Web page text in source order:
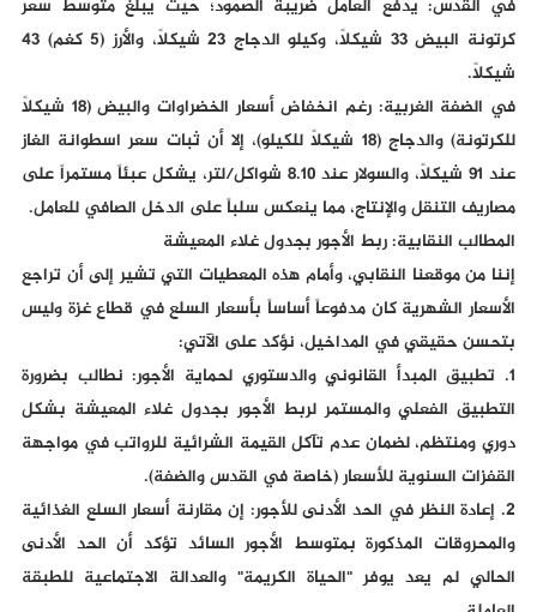
في القدس: يدفع العامل ضريبة الصمود؛ حيث يبلغ متوسط سعر
كرتونة البيض 33 شيكلاً، وكيلو الدجاج 23 شيكلاً، والأرز (5 كغم) 43
شيكلاً.
في الضفة الغربية: رغم انخفاض أسعار الخضراوات والبيض (18 شيكلاً
للكرتونة) والدجاج (18 شيكلاً للكيلو)، إلا أن ثبات سعر اسطوانة الغاز
عند 91 شيكلاً، والسولار عند 8.10 شواكل/لتر، يشكل عبئاً مستمراً على
مصاريف التنقل والإنتاج، مما ينعكس سلباً على الدخل الصافي للعامل.
المطالب النقابية: ربط الأجور بجدول غلاء المعيشة
إننا من موقعنا النقابي، وأمام هذه المعطيات التي تشير إلى أن تراجع
الأسعار الشهرية كان مدفوعاً أساساً بأسعار السلع في قطاع غزة وليس
بتحسن حقيقي في المداخيل، نؤكد على الآتي:
1. تطبيق المبدأ القانوني والدستوري لحماية الأجور: نطالب بضرورة
التطبيق الفعلي والمستمر لربط الأجور بجدول غلاء المعيشة بشكل
دوري ومنتظم، لضمان عدم تآكل القيمة الشرائية للرواتب في مواجهة
القفزات السنوية للأسعار (خاصة في القدس والضفة).
2. إعادة النظر في الحد الأدنى للأجور: إن مقارنة أسعار السلع الغذائية
والمحروقات المذكورة بمتوسط الأجور السائد تؤكد أن الحد الأدنى
الحالي لم يعد يوفر "الحياة الكريمة" والعدالة الاجتماعية للطبقة